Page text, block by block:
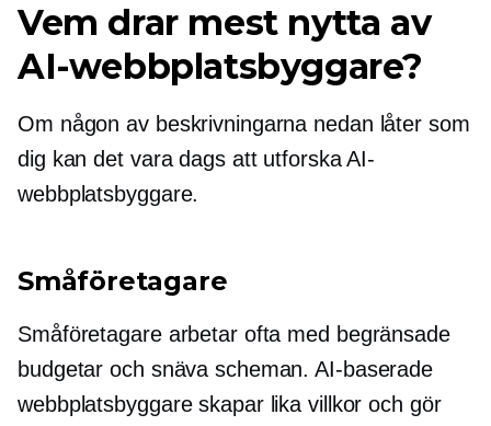
Vem drar mest nytta av
AI-webbplatsbyggare?
Om någon av beskrivningarna nedan låter som
dig kan det vara dags att utforska AI-
webbplatsbyggare.
Småföretagare
Småföretagare arbetar ofta med begränsade
budgetar och snäva scheman. AI-baserade
webbplatsbyggare skapar lika villkor och gör